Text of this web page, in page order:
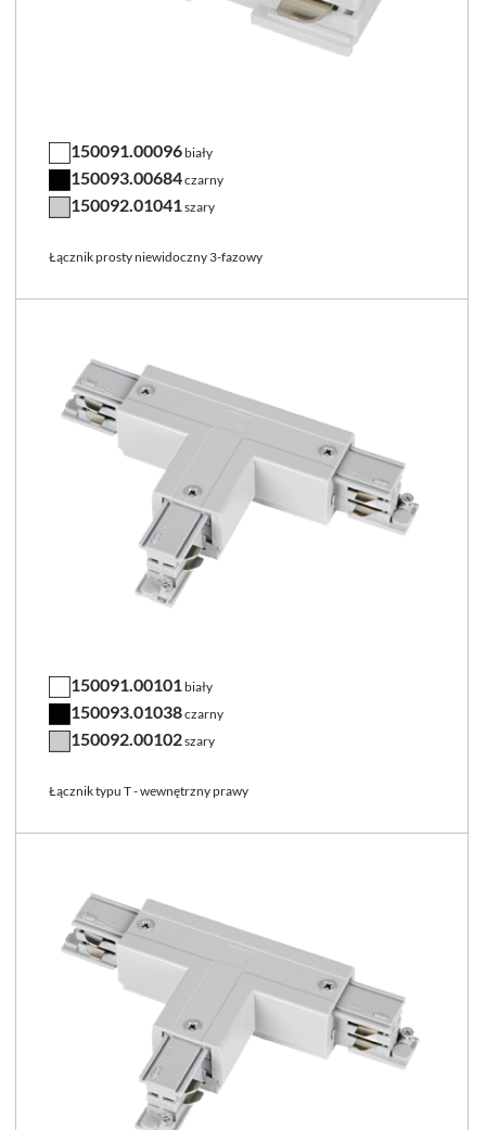
150091.00096 biały
150093.00684czarny
150092.01041 szary
Łącznik prosty niewidoczny 3-fazowy
150091.00101 biały
150093.01038czarny
150092.00102szary
Łącznik typu T - wewnętrzny prawy